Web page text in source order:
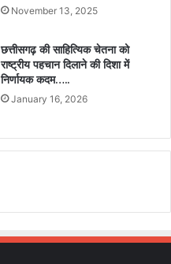
November 13, 2025
छत्तीसगढ़ की साहित्यिक चेतना को
राष्ट्रीय पहचान दिलाने की दिशा में
निर्णायक कदम…..
January 16, 2026